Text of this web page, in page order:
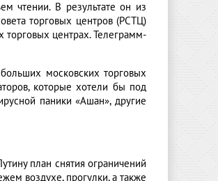
чтении. В результате он из
торговых центров (РСТЦ)
торговых центрах. Телеграмм-
московских торговых
которые хотели бы под
паники «Ашан», другие
план снятия ограничений
воздухе, прогулки, а также